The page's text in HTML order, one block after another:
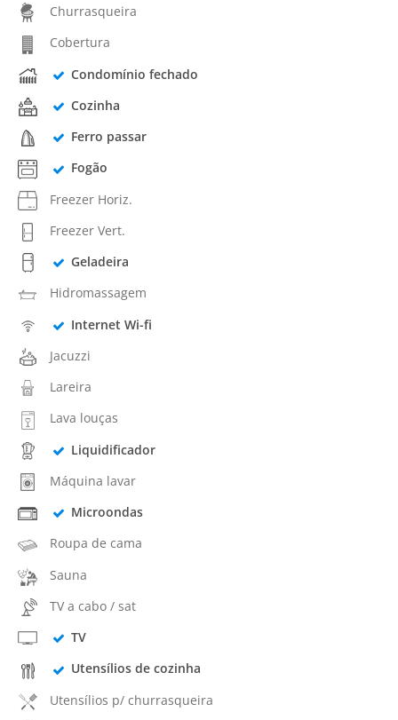
Churrasqueira
Cobertura
Condomínio fechado
Cozinha
Ferro passar
Fogão
Freezer Horiz.
Freezer Vert.
Geladeira
Hidromassagem
Internet Wi-fi
Jacuzzi
Lareira
Lava louças
Liquidificador
Máquina lavar
Microondas
Roupa de cama
Sauna
TV a cabo / sat
TV
Utensílios de cozinha
Utensílios p/ churrasqueira